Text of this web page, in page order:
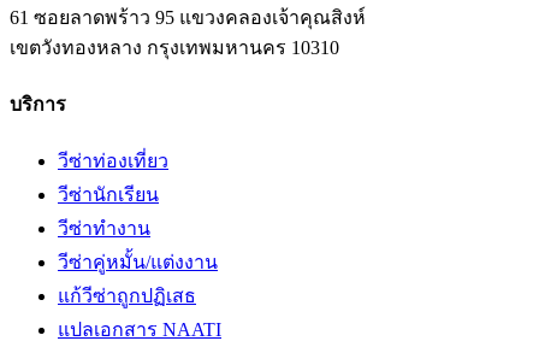
61 ซอยลาดพร้าว 95 แขวงคลองเจ้าคุณสิงห์
เขตวังทองหลาง กรุงเทพมหานคร 10310
บริการ
วีซ่าท่องเที่ยว
วีซ่านักเรียน
วีซ่าทำงาน
วีซ่าคู่หมั้น/แต่งงาน
แก้วีซ่าถูกปฏิเสธ
แปลเอกสาร NAATI